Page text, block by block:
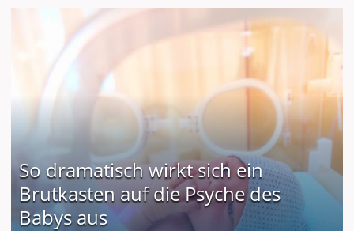
So dramatisch wirkt sich ein
Brutkasten auf die Psyche des
Babys aus